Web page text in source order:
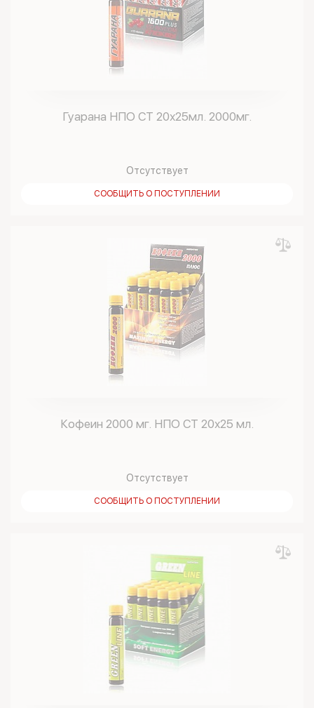
Гуарана НПО СТ 20х25мл. 2000мг.
Отсутствует
СООБЩИТЬ О ПОСТУПЛЕНИИ
Кофеин 2000 мг. НПО СТ 20х25 мл.
Отсутствует
СООБЩИТЬ О ПОСТУПЛЕНИИ